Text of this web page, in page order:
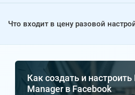
Что входит в цену разовой
Как создать и
Manager в Facebook